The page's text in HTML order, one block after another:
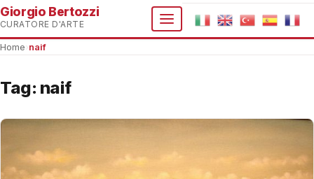
Giorgio Bertozzi
CURATORE D'ARTE
Home naif
Tag: naif